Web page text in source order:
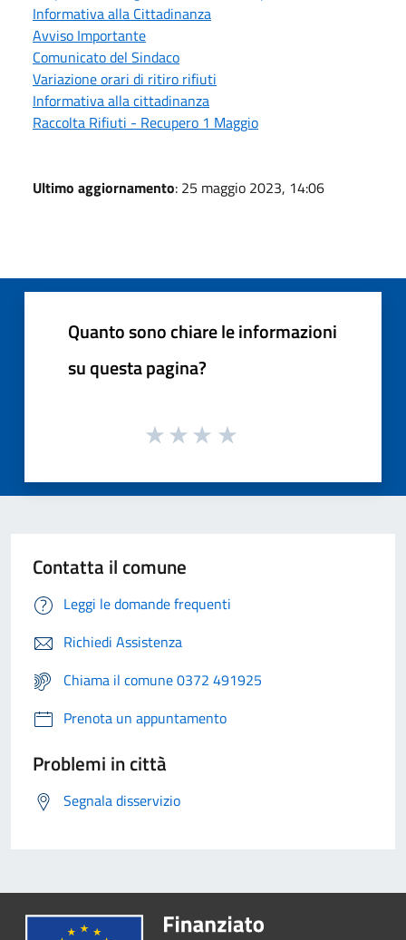
Informativa alla Cittadinanza
Avviso Importante
Comunicato del Sindaco
Variazione orari di ritiro rifiuti
Informativa alla cittadinanza
Raccolta Rifiuti - Recupero 1 Maggio
Ultimo aggiornamento: 25 maggio 2023, 14:06
Quanto sono chiare le informazioni
su questa pagina?
Contatta il comune
Leggi le domande frequenti
Richiedi Assistenza
Chiama il comune 0372 491925
Prenota un appuntamento
Problemi in città
Segnala disservizio